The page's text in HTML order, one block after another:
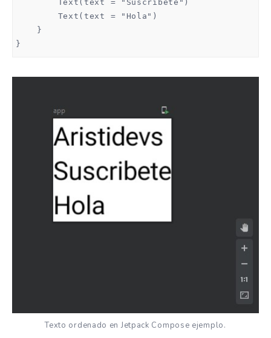
        Text(text = "Suscribete")
        Text(text = "Hola")
    }
}
Texto ordenado en Jetpack Compose ejemplo.